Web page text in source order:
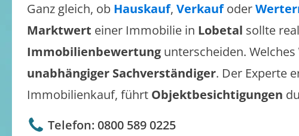
Ganz gleich, ob Hauskauf, Verkaufoder
Marktwert einer Immobilie in Lobetal sollte
Immobilienbewertung unterscheiden. Welches
unabhängiger Sachverständiger. Der Experte
Immobilienkauf, führt Objektbesichtigungen
Telefon: 0800 589 0225